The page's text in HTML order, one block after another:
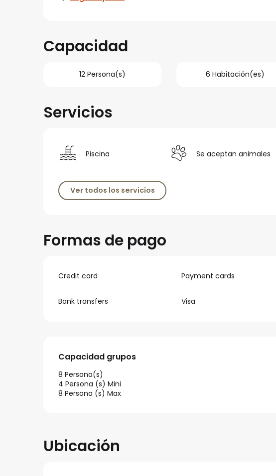
Capacidad
12 Persona(s) 6 Habitación(es)
Servicios
Piscina Se aceptan animales
Ver todos los servicios
Formas de pago
Credit card Payment cards
Bank transfers Visa
Capacidad grupos
Capacidad grupos
8 Persona(s)
4 Persona (s) Mini
8 Persona (s) Max
Ubicación